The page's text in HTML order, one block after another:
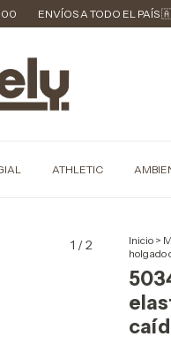
A TODO EL PAÍS 🇦🇷
ATHLETIC
1 /2 Inicio >
holgado